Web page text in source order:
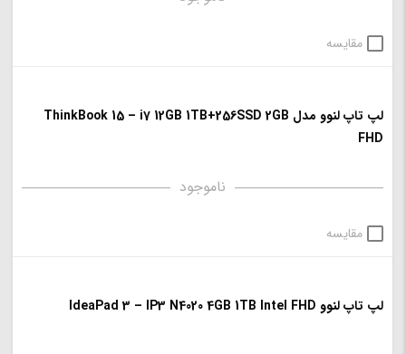
مقایسه
لپ تاپ لنوو مدل ThinkBook 15 – i7 12GB 1TB+256SSD 2GB
FHD
ناموجود
مقایسه
لپ تاپ لنوو IdeaPad 3 – IP3 N4020 4GB 1TB Intel FHD